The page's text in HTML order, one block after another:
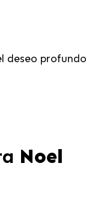
deseo
Noel